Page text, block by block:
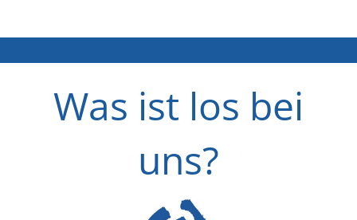
Was ist los bei
uns?